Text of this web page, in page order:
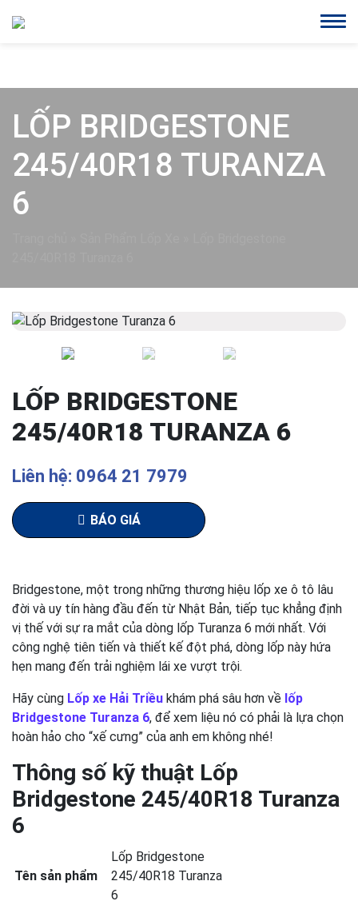
LỐP BRIDGESTONE
245/40R18 TURANZA
6
Previous
LỐP BRIDGESTONE
245/40R18 TURANZA 6
Liên hệ: 0964 21 7979
BÁO GIÁ
Bridgestone, một trong những thương hiệu lốp xe ô tô lâu
đời và uy tín hàng đầu đến từ Nhật Bản, tiếp tục khẳng định
vị thế với sự ra mắt của dòng lốp Turanza 6 mới nhất. Với
công nghệ tiên tiến và thiết kế đột phá, dòng lốp này hứa
hẹn mang đến trải nghiệm lái xe vượt trội.
Hãy cùng Lốp xe Hải Triều khám phá sâu hơn về lốp
Bridgestone Turanza 6, để xem liệu nó có phải là lựa chọn
hoàn hảo cho “xế cưng” của anh em không nhé!
Thông số kỹ thuật Lốp
Bridgestone 245/40R18 Turanza
6
Tên sản phẩm
Lốp Bridgestone
245/40R18 Turanza
6